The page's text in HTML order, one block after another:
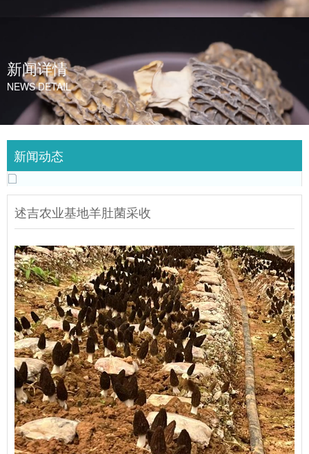
新闻详情
NEWS DETAIL
新闻动态
述吉农业基地羊肚菌采收